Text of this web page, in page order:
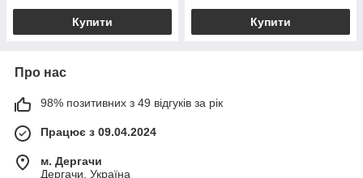
Купити Купити
Про нас
98% позитивних з 49 відгуків за рік
Працює з 09.04.2024
м. Дергачи
Дергачи, Україна